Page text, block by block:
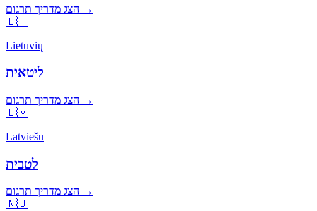
הצג מדריך תרגום →
🇱🇹
Lietuvių
ליטאית
הצג מדריך תרגום →
🇱🇻
Latviešu
לטבית
הצג מדריך תרגום →
🇳🇴